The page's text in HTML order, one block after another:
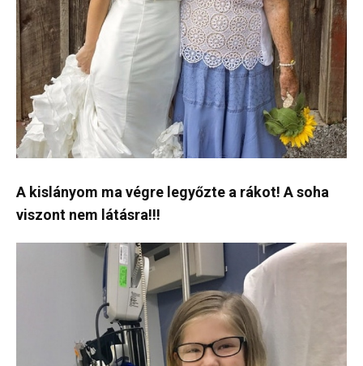
A kislányom ma végre legyőzte a rákot! A soha
viszont nem látásra!!!